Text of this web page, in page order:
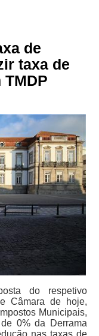
de
taxa de
TMDP
do respetivo
Câmara de hoje,
Municipais,
0% da Derrama